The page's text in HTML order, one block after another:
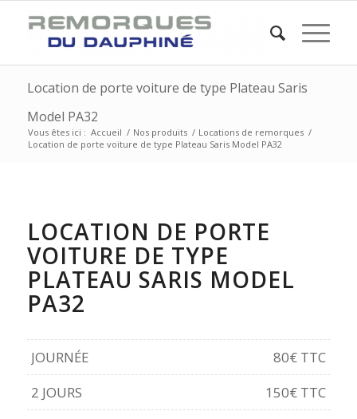
Location de porte voiture de type Plateau Saris
Model PA32
Vous êtes ici : Accueil / Nos produits / Locations de remorques /
Location de porte voiture de type Plateau Saris Model PA32
LOCATION DE PORTE
VOITURE DE TYPE
PLATEAU SARIS MODEL
PA32
JOURNÉE
80€ TTC
2 JOURS
150€ TTC